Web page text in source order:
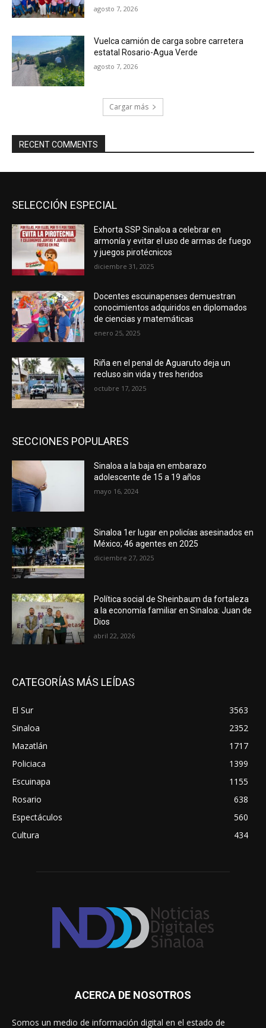
agosto 7, 2026
Vuelca camión de carga sobre carretera
estatal Rosario-Agua Verde
agosto 7, 2026
Cargar más
RECENT COMMENTS
SELECCIÓN ESPECIAL
Exhorta SSP Sinaloa a celebrar en
armonía y evitar el uso de armas de fuego
y juegos pirotécnicos
diciembre 31, 2025
Docentes escuinapenses demuestran
conocimientos adquiridos en diplomados
de ciencias y matemáticas
enero 25, 2025
Riña en el penal de Aguaruto deja un
recluso sin vida y tres heridos
octubre 17, 2025
SECCIONES POPULARES
Sinaloa a la baja en embarazo
adolescente de 15 a 19 años
mayo 16, 2024
Sinaloa 1er lugar en policías asesinados en
México; 46 agentes en 2025
diciembre 27, 2025
Política social de Sheinbaum da fortaleza
a la economía familiar en Sinaloa: Juan de
Dios
abril 22, 2026
CATEGORÍAS MÁS LEÍDAS
El Sur
3563
Sinaloa
2352
Mazatlán
1717
Policiaca
1399
Escuinapa
1155
Rosario
638
Espectáculos
560
Cultura
434
ACERCA DE NOSOTROS
Somos un medio de información digital en el estado de